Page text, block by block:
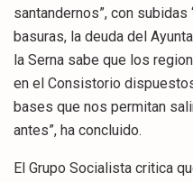
santandernos”, con subidas
basuras, la deuda del
la Serna sabe que los
en el Consistorio
bases que nos permitan
antes”, ha concluido.
El Grupo Socialista critica